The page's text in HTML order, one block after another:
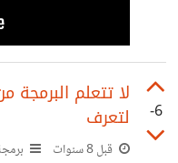
-6
لا تتعلم البرمجة
لتعرف
قبل 8 سنوات